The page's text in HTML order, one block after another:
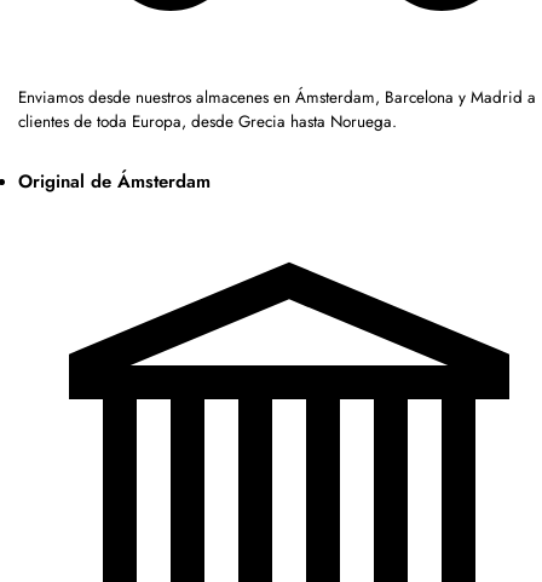
Enviamos desde nuestros almacenes en Ámsterdam, Barcelona y Madrid a
clientes de toda Europa, desde Grecia hasta Noruega.
Original de Ámsterdam